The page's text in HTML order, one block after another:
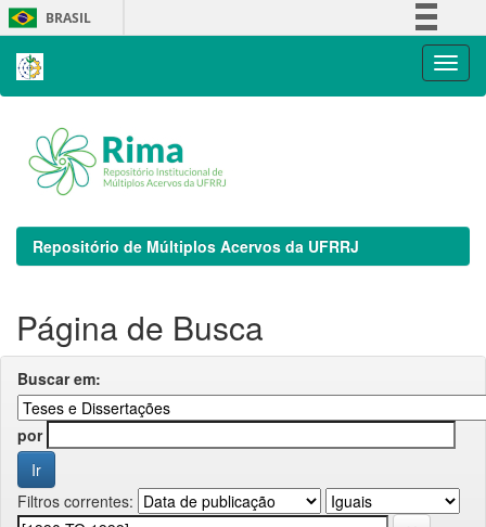
Skip
navigation
BRASIL
Repositório de Múltiplos Acervos da UFRRJ
Página de Busca
Buscar em:
por
Filtros correntes: